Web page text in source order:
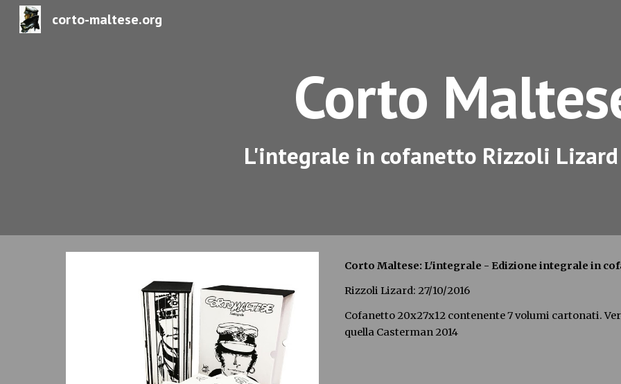
corto-maltese.org
Corto
L'integrale in cofanetto Rizzoli
Corto Maltese: L'integrale - Edizione integrale in
Rizzoli Lizard: 27/10/2016
Cofanetto 20x27x12 contenente 7 volumi cartonati.
quella Casterman 2014